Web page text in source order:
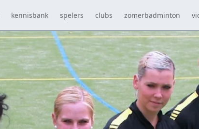
kennisbank spelers clubs zomerbadminton